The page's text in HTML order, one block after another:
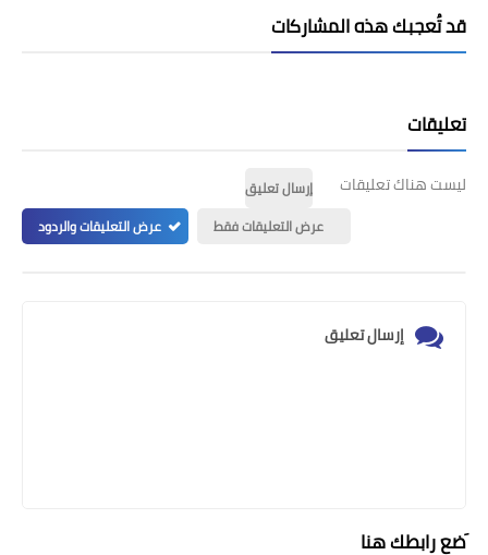
قد تُعجبك هذه المشاركات
تعليقات
ليست هناك تعليقات
إرسال تعليق
عرض التعليقات فقط
عرض التعليقات والردود
إرسال تعليق
َضع رابطك هنا